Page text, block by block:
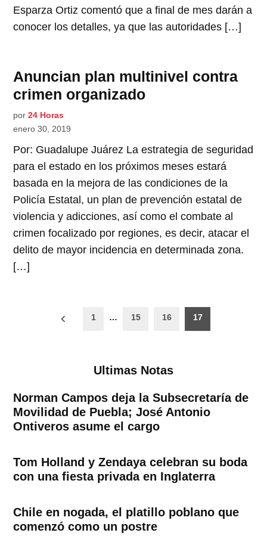
Esparza Ortiz comentó que a final de mes darán a
conocer los detalles, ya que las autoridades […]
Anuncian plan multinivel contra
crimen organizado
por 24 Horas
enero 30, 2019
Por: Guadalupe Juárez La estrategia de seguridad
para el estado en los próximos meses estará
basada en la mejora de las condiciones de la
Policía Estatal, un plan de prevención estatal de
violencia y adicciones, así como el combate al
crimen focalizado por regiones, es decir, atacar el
delito de mayor incidencia en determinada zona.
[…]
Paginación1 … 15 16 17
Ultimas Notas
Norman Campos deja la Subsecretaría de
Movilidad de Puebla; José Antonio
Ontiveros asume el cargo
Tom Holland y Zendaya celebran su boda
con una fiesta privada en Inglaterra
Chile en nogada, el platillo poblano que
comenzó como un postre